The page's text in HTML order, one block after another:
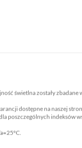
świetlna zostały
dostępne na naszej
poszczególnych indeksów